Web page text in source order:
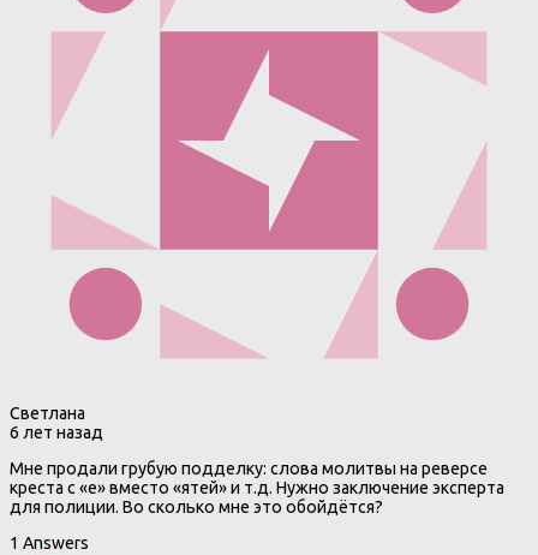
Светлана
6 лет назад
Мне продали грубую подделку: слова молитвы на реверсе
креста с «е» вместо «ятей» и т.д. Нужно заключение эксперта
для полиции. Во сколько мне это обойдётся?
1 Answers